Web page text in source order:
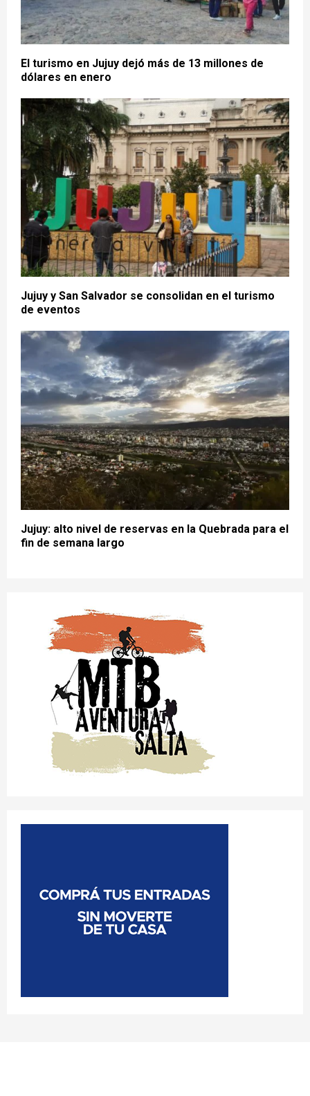
El turismo en Jujuy dejó más de 13 millones de
dólares en enero
Jujuy y San Salvador se consolidan en el turismo
de eventos
Jujuy: alto nivel de reservas en la Quebrada para el
fin de semana largo